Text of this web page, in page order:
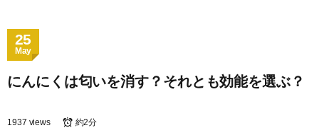
25
May
にんにくは匂いを消す？それとも効能を選ぶ？
1937 views 約2分